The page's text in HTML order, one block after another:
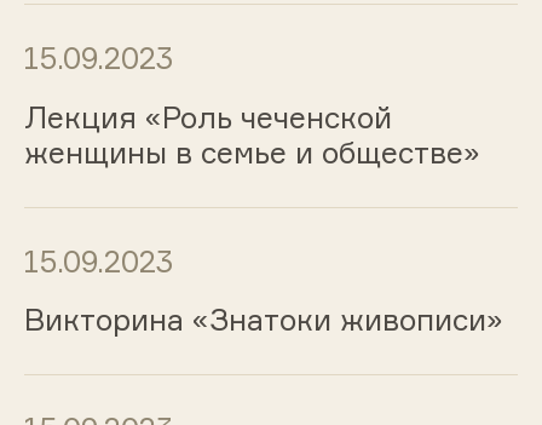
15.09.2023
Лекция «Роль чеченской
женщины в семье и обществе»
15.09.2023
Викторина «Знатоки живописи»